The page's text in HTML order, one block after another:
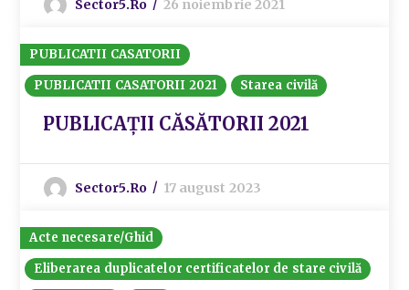
Sector5.ro 26 noiembrie 2021
PUBLICATII CASATORII
PUBLICATII CASATORII 2021
Starea civilă
PUBLICAȚII CĂSĂTORII 2021
Sector5.ro 17 august 2023
Acte necesare/Ghid
Eliberarea duplicatelor certificatelor de stare civilă